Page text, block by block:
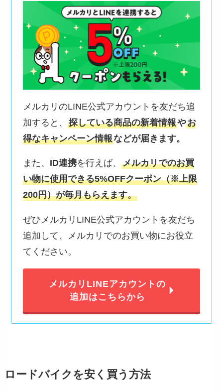
メルカリのLINE公式アカウントを友だち追
加すると、 探している商品の新着情報やお
得なキャンペーン情報などが届きます。
また、 ID連携を行えば、 メルカリでのお買
い物に使用できる5%OFFクーポン（※上限
200円）が毎月もらえます。
ぜひメルカリLINE公式アカウントを友だち
追加して、メルカリでのお買い物にお役立
てください。
メルカリLINEアカウントの
追加はこちらから
ロードバイクを安く買う方法